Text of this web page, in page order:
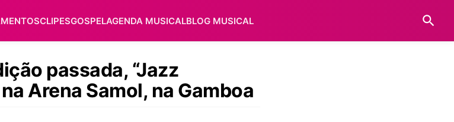
CLIPESGOSPELAGENDA MUSICALBLOG MUSICAL
passada, “Jazz
Arena Samol, na Gamboa